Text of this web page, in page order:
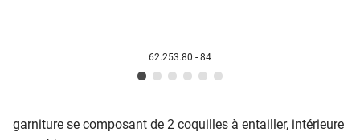
62.253.80 - 84
garniture se composant de 2 coquilles à entailler, intérieure